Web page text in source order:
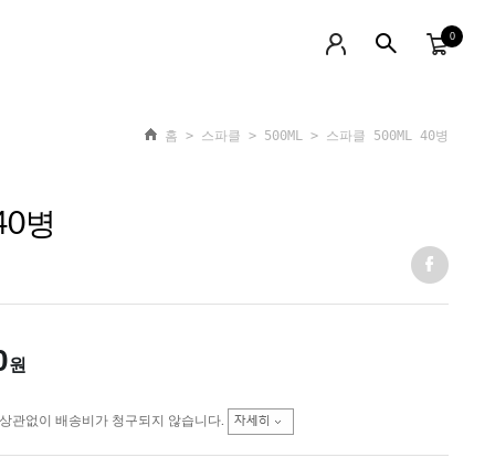
0
홈 > 스파클 > 500ML > 스파클 500ML 40병
병
원
관없이 배송비가 청구되지 않습니다.